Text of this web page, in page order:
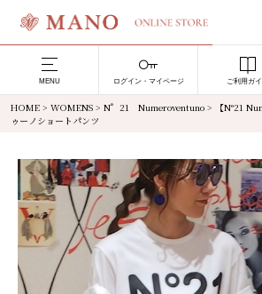
MENU ログイン・マイページ ご利用ガ
HOME > WOMENS > N゜21 Numeroventuno > 【N°21
ゥーノショートパンツ